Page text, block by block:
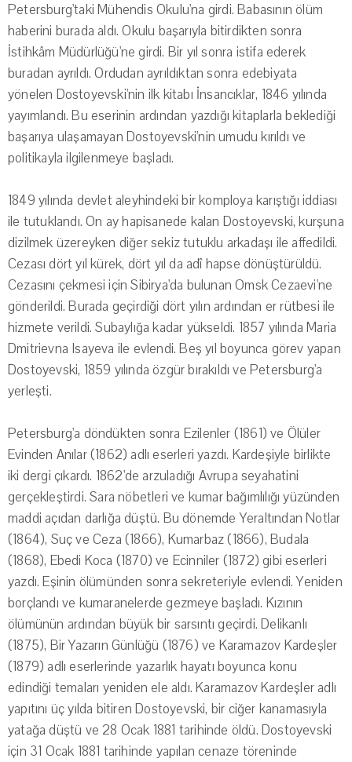
Petersburg'taki Mühendis Okulu'na girdi. Babasının ölüm
haberini burada aldı. Okulu başarıyla bitirdikten sonra
İstihkâm Müdürlüğü'ne girdi. Bir yıl sonra istifa ederek
buradan ayrıldı. Ordudan ayrıldıktan sonra edebiyata
yönelen Dostoyevski'nin ilk kitabı İnsancıklar, 1846 yılında
yayımlandı. Bu eserinin ardından yazdığı kitaplarla beklediği
başarıya ulaşamayan Dostoyevski'nin umudu kırıldı ve
politikayla ilgilenmeye başladı.
1849 yılında devlet aleyhindeki bir komploya karıştığı iddiası
ile tutuklandı. On ay hapisanede kalan Dostoyevski, kurşuna
dizilmek üzereyken diğer sekiz tutuklu arkadaşı ile affedildi.
Cezası dört yıl kürek, dört yıl da adî hapse dönüştürüldü.
Cezasını çekmesi için Sibirya'da bulunan Omsk Cezaevi'ne
gönderildi. Burada geçirdiği dört yılın ardından er rütbesi ile
hizmete verildi. Subaylığa kadar yükseldi. 1857 yılında Maria
Dmitrievna Isayeva ile evlendi. Beş yıl boyunca görev yapan
Dostoyevski, 1859 yılında özgür bırakıldı ve Petersburg'a
yerleşti.
Petersburg'a döndükten sonra Ezilenler (1861) ve Ölüler
Evinden Anılar (1862) adlı eserleri yazdı. Kardeşiyle birlikte
iki dergi çıkardı. 1862'de arzuladığı Avrupa seyahatini
gerçekleştirdi. Sara nöbetleri ve kumar bağımlılığı yüzünden
maddi açıdan darlığa düştü. Bu dönemde Yeraltından Notlar
(1864), Suç ve Ceza (1866), Kumarbaz (1866), Budala
(1868), Ebedi Koca (1870) ve Ecinniler (1872) gibi eserleri
yazdı. Eşinin ölümünden sonra sekreteriyle evlendi. Yeniden
borçlandı ve kumaranelerde gezmeye başladı. Kızının
ölümünün ardından büyük bir sarsıntı geçirdi. Delikanlı
(1875), Bir Yazarın Günlüğü (1876) ve Karamazov Kardeşler
(1879) adlı eserlerinde yazarlık hayatı boyunca konu
edindiği temaları yeniden ele aldı. Karamazov Kardeşler adlı
yapıtını üç yılda bitiren Dostoyevski, bir ciğer kanamasıyla
yatağa düştü ve 28 Ocak 1881 tarihinde öldü. Dostoyevski
için 31 Ocak 1881 tarihinde yapılan cenaze töreninde